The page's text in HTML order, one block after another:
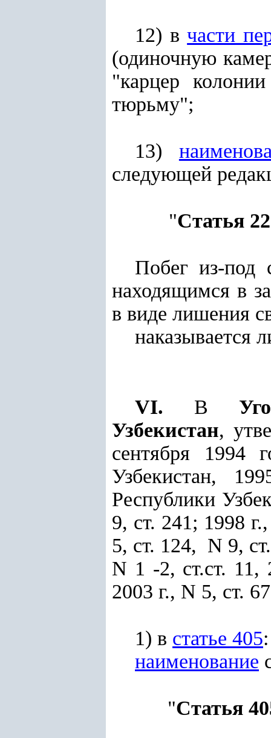
12) вчасти
(одиночную
"карцер
тюрьму";
13)
следующей
"Статья
Побег из-под
находящимся в
в виде лишения
наказывается
VI. В
Узбекистан,
сентября 1994
Узбекистан,
Республики
9, ст. 241; 1998
5, ст. 124, N 9,
N 1 -2, ст.ст.
2003 г., N 5, ст.
1) в статье 405:
наименование
"Статья